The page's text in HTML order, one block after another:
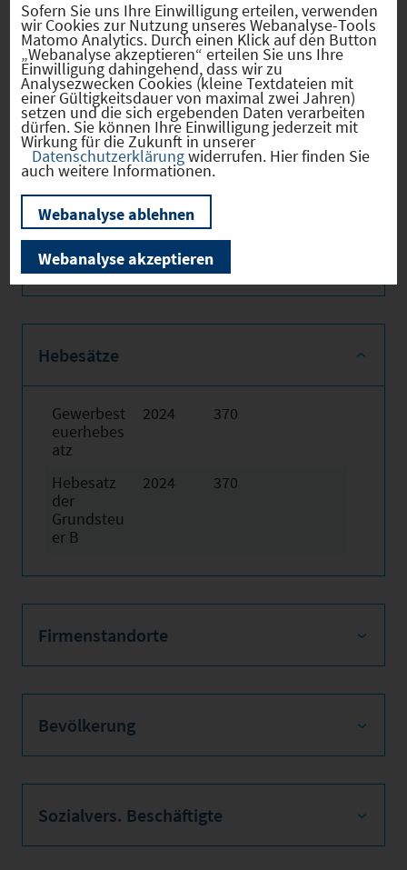
Bekleidungsfabrik, Torten- und
Pralinenmanufaktur
Steuerhebesätze: Grundsteuer A 380 v.H.,
Gewerbesteuer 340 v.H., Grundsteuer B
370 v.H.
Was ist sonst noch interessant: Es gibt
eine Vielzahl an Freizeit- und
Erholungsmöglichkeiten in der näheren
Umgebung.
Hebesätze
Gewerbest
euerhebes
atz
2024 370
Hebesatz
der
Grundsteu
er B
2024 370
Firmenstandorte
Bevölkerung
Sozialvers. Beschäftigte
Sofern Sie uns Ihre Einwilligung erteilen, verwenden
wir Cookies zur Nutzung unseres Webanalyse-Tools
Matomo Analytics. Durch einen Klick auf den Button
„Webanalyse akzeptieren“ erteilen Sie uns Ihre
Einwilligung dahingehend, dass wir zu
Analysezwecken Cookies (kleine Textdateien mit
einer Gültigkeitsdauer von maximal zwei Jahren)
setzen und die sich ergebenden Daten verarbeiten
dürfen. Sie können Ihre Einwilligung jederzeit mit
Wirkung für die Zukunft in unserer
Datenschutzerklärungwiderrufen. Hier finden Sie
auch weitere Informationen.
Webanalyse ablehnen
Webanalyse akzeptieren